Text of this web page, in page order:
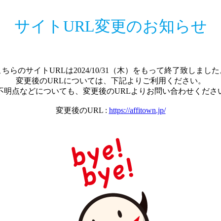
サイトURL変更のお知らせ
ちらのサイトURLは2024/10/31（木）をもって終了致しました
変更後のURLについては、下記よりご利用ください。
明点などについても、変更後のURLよりお問い合わせくださ
変更後のURL : https://affitown.jp/